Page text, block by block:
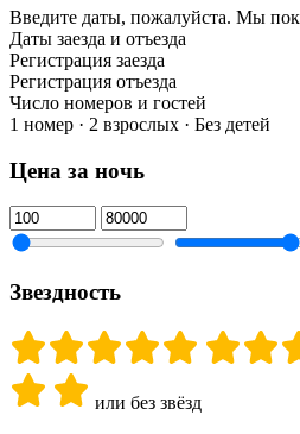
Введите даты, пожалуйста. Мы
Даты заезда и отъезда
Регистрация заезда
Регистрация отъезда
Число номеров и гостей
1 номер · 2 взрослых · Без детей
Цена за ночь
Звездность
или без звёзд